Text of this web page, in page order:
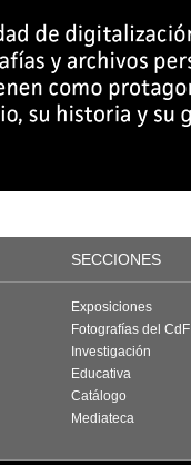
SECCIONES
Exposiciones
Fotografías del CdF
Investigación
Educativa
Catálogo
Mediateca